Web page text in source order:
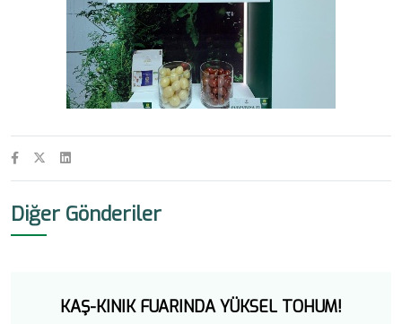
Diğer Gönderiler
KAŞ-KINIK FUARINDA YÜKSEL TOHUM!